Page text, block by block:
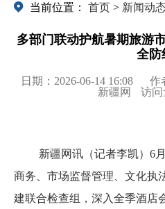
当前位置： 首页 > 新闻动
多部门联动护航暑期旅游
全防
日期：2026-06-14 16:08
作
新疆网
访问
新疆网讯（记者李凯）6
商务、市场监督管理、文化执
建联合检查组，深入全季酒店